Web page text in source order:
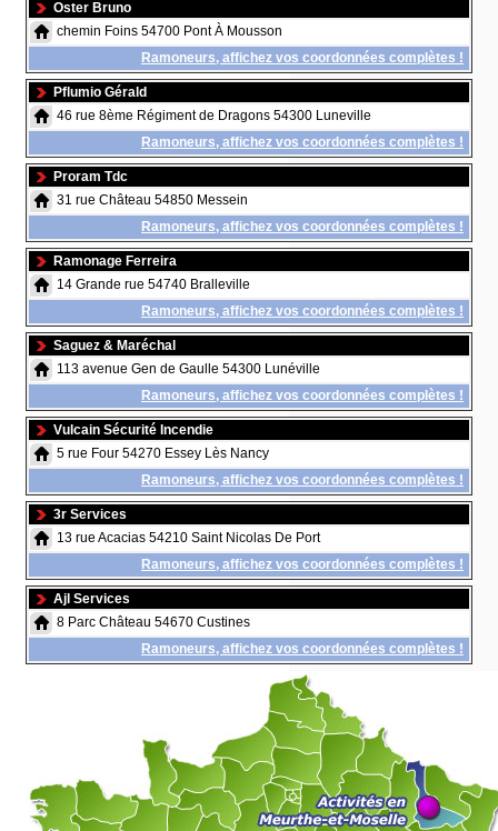
Oster Bruno
chemin Foins 54700 Pont À Mousson
Ramoneurs, affichez vos coordonnées complètes !
Pflumio Gérald
46 rue 8ème Régiment de Dragons 54300 Luneville
Ramoneurs, affichez vos coordonnées complètes !
Proram Tdc
31 rue Château 54850 Messein
Ramoneurs, affichez vos coordonnées complètes !
Ramonage Ferreira
14 Grande rue 54740 Bralleville
Ramoneurs, affichez vos coordonnées complètes !
Saguez & Maréchal
113 avenue Gen de Gaulle 54300 Lunéville
Ramoneurs, affichez vos coordonnées complètes !
Vulcain Sécurité Incendie
5 rue Four 54270 Essey Lès Nancy
Ramoneurs, affichez vos coordonnées complètes !
3r Services
13 rue Acacias 54210 Saint Nicolas De Port
Ramoneurs, affichez vos coordonnées complètes !
Ajl Services
8 Parc Château 54670 Custines
Ramoneurs, affichez vos coordonnées complètes !